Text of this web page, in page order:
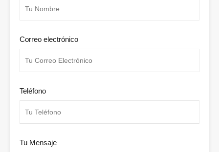
Correo electrónico
Teléfono
Tu Mensaje